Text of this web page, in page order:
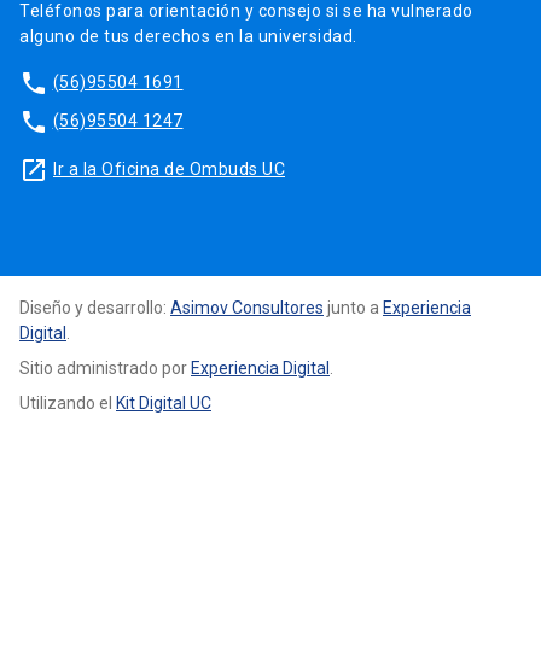
Teléfonos para orientación y consejo si se ha vulnerado
alguno de tus derechos en la universidad.
phone (56)95504 1691
phone (56)95504 1247
launch Ir a la Oficina de Ombuds UC
Diseño y desarrollo: Asimov Consultores junto a Experiencia
Digital .
Sitio administrado por Experiencia Digital .
Utilizando el Kit Digital UC